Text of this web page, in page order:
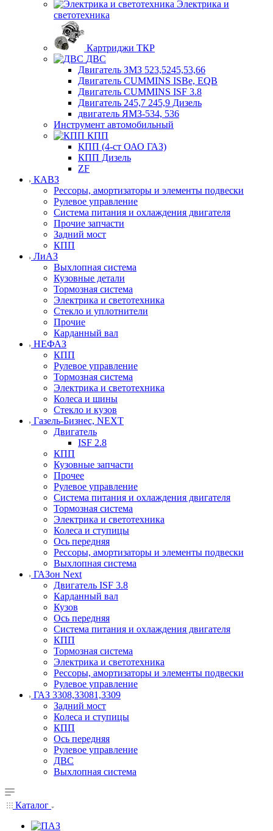
Электрика и
светотехника
Картриджи ТКР
ДВС
Двигатель ЗМЗ 523,5245,53,66
Двигатель CUMMINS ISBe, EQB
Двигатель CUMMINS ISF 3.8
Двигатель 245,7 245,9 Дизель
двигатель ЯМЗ-534, 536
Инструмент автомобильный
КПП
КПП (4-ст ОАО ГАЗ)
КПП Дизель
ZF
КАВЗ
Рессоры, амортизаторы и элементы подвески
Рулевое управление
Система питания и охлаждения двигателя
Прочие запчасти
Задний мост
КПП
ЛиАЗ
Выхлопная система
Кузовные детали
Тормозная система
Электрика и светотехника
Стекло и уплотнители
Прочие
Карданный вал
НЕФАЗ
КПП
Рулевое управление
Тормозная система
Электрика и светотехника
Колеса и шины
Стекло и кузов
Газель-Бизнес, NEXT
Двигатель
ISF 2.8
КПП
Кузовные запчасти
Прочее
Рулевое управление
Система питания и охлаждения двигателя
Тормозная система
Электрика и светотехника
Колеса и ступицы
Ось передняя
Рессоры, амортизаторы и элементы подвески
Выхлопная система
ГАЗон Next
Двигатель ISF 3.8
Карданный вал
Кузов
Ось передняя
Система питания и охлаждения двигателя
КПП
Тормозная система
Электрика и светотехника
Рессоры, амортизаторы и элементы подвески
Рулевое управление
ГАЗ 3308,33081,3309
Задний мост
Колеса и ступицы
КПП
Ось передняя
Рулевое управление
ДВС
Выхлопная система
Каталог